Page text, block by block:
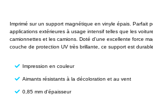
Imprimé sur un support magnétique en vinyle épais. Parfait
applications extérieures à usage intensif telles que les
camionnettes et les camions. Doté d'une excellente force
couche de protection UV très brillante, ce support est
Impression en couleur
Aimants résistants à la décoloration et au vent
0,85 mm d'épaisseur